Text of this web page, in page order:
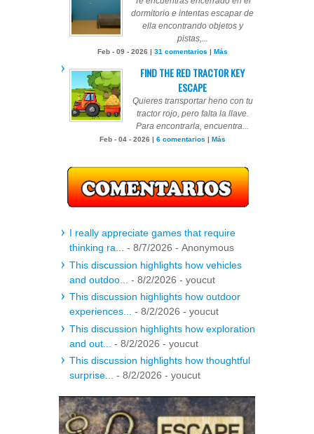
dormitorio e intentas escapar de
ella encontrando objetos y
pistas,...
Feb - 09 - 2026 | 31 comentarios | Más
FIND THE RED TRACTOR KEY
ESCAPE
Quieres transportar heno con tu
tractor rojo, pero falta la llave.
Para encontrarla, encuentra...
Feb - 04 - 2026 | 6 comentarios | Más
I really appreciate games that require
thinking ra...
- 8/7/2026 - Anonymous
This discussion highlights how vehicles
and outdoo...
- 8/2/2026 - youcut
This discussion highlights how outdoor
experiences...
- 8/2/2026 - youcut
This discussion highlights how exploration
and out...
- 8/2/2026 - youcut
This discussion highlights how thoughtful
surprise...
- 8/2/2026 - youcut